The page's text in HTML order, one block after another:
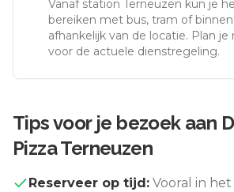
Vanaf station Terneuzen kun je
bereiken met bus, tram of
afhankelijk van de locatie. Plan je
voor de actuele dienstregeling.
Tips voor je bezoek aan
Pizza Terneuzen
Reserveer op tijd: Vooral in